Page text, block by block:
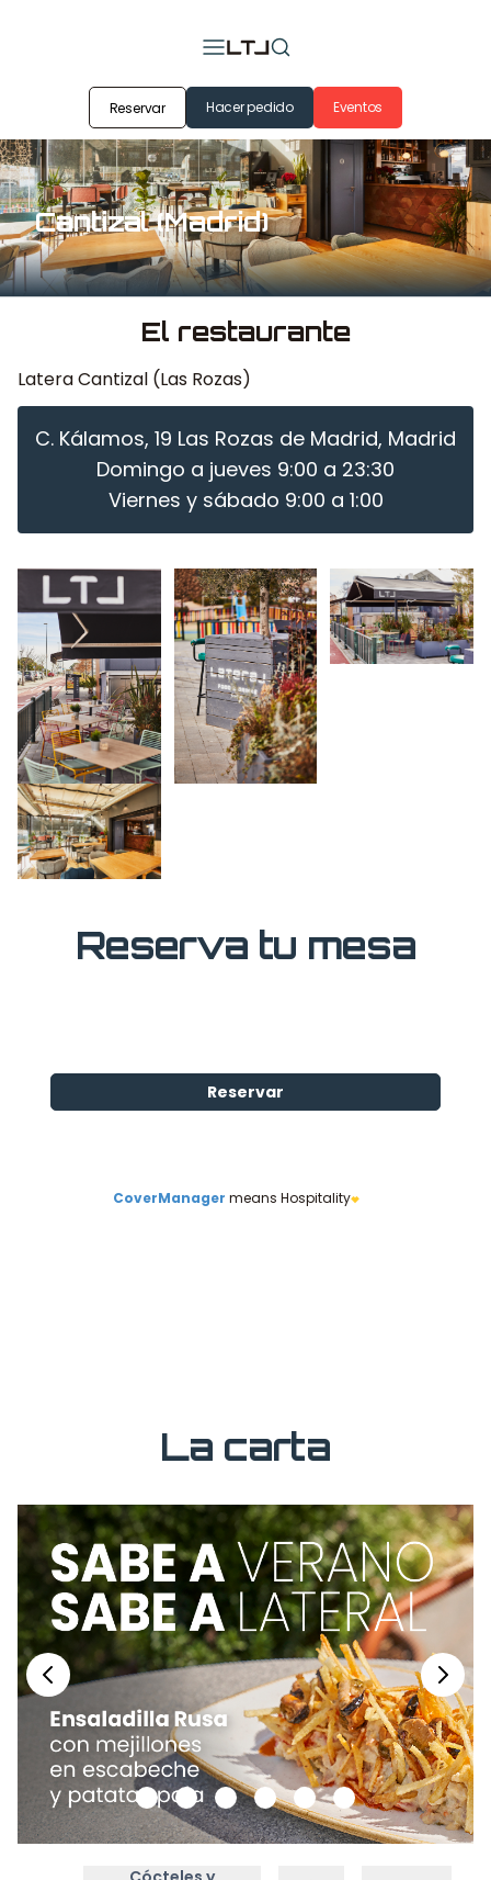
Reservar Hacer pedido Eventos
Cantizal (Madrid)
El restaurante
Latera Cantizal (Las Rozas)
C. Kálamos, 19 Las Rozas de Madrid, Madrid
Domingo a jueves 9:00 a 23:30
Viernes y sábado 9:00 a 1:00
Reserva tu mesa
La carta